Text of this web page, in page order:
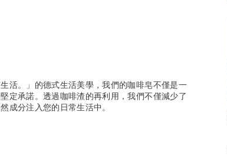
活。」的德式生活美學，我們的咖啡皂不僅是一
定承諾。透過咖啡渣的再利用，我們不僅減少了
成分注入您的日常生活中。